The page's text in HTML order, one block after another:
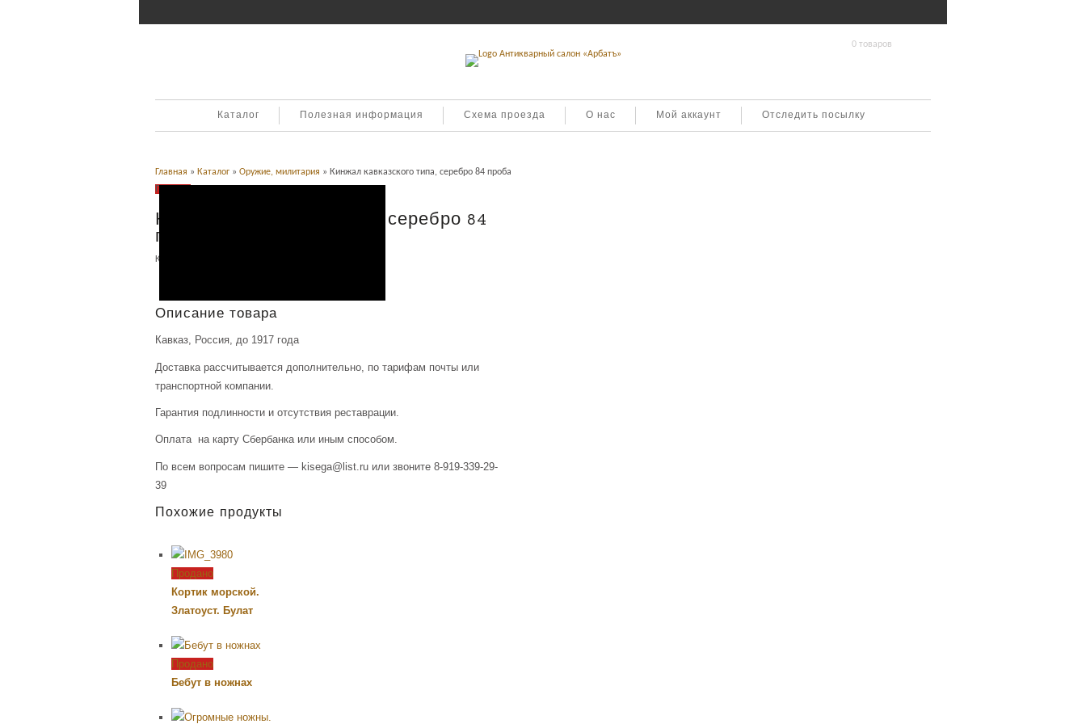
0 товаров
Каталог Полезная информация Схема проезда О нас Мой аккаунт Отследить посылку
Главная » Каталог » Оружие, милитария » Кинжал кавказского типа, серебро 84 проба
Продано
Кинжал кавказского типа, серебро 84
проба
Категория:
Описание товара
Кавказ, Россия, до 1917 года
Доставка рассчитывается дополнительно, по тарифам почты или
транспортной компании.
Гарантия подлинности и отсутствия реставрации.
Оплата на карту Сбербанка или иным способом.
По всем вопросам пишите — kisega@list.ru или звоните 8-919-339-29-
39
Похожие продукты
Продано
Кортик морской.
Златоуст. Булат
Продано
Бебут в ножнах